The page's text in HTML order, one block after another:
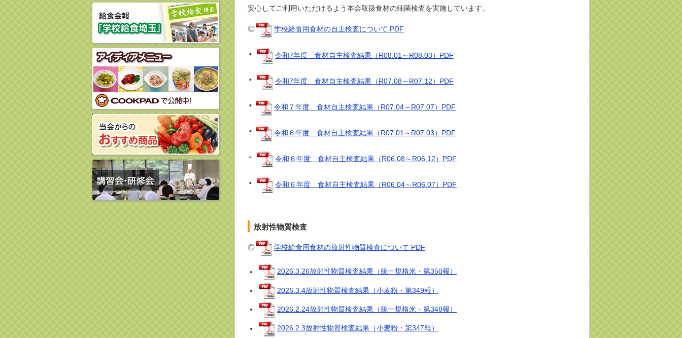
安心してご利用いただけるよう本会取扱食材の細菌検査を実施しています。
◎ 学校給食用食材の自主検査について PDF
･ 令和7年度 食材自主検査結果（R08.01～R08.03）PDF
･ 令和7年度 食材自主検査結果（R07.08～R07.12）PDF
･ 令和７年度 食材自主検査結果（R07.04～R07.07）PDF
･ 令和６年度 食材自主検査結果（R07.01～R07.03）PDF
･ 令和６年度 食材自主検査結果（R06.08～R06.12）PDF
･ 令和６年度 食材自主検査結果（R06.04～R06.07）PDF
放射性物質検査
◎ 学校給食用食材の放射性物質検査について PDF
2026.3.26放射性物質検査結果（統一規格米・第350報）
2026.3.4放射性物質検査結果（小麦粉・第349報）
2026.2.24放射性物質検査結果（統一規格米・第348報）
2026.2.3放射性物質検査結果（小麦粉・第347報）